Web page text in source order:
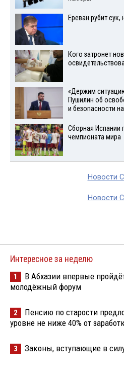
Ереван рубит
Кого затронет
«Держим
Пушилин об
и безопасности
Сборная Испании
чемпионата мира
Новости
Новости
Интересное за неделю
1
В Абхазии впервые
молодёжный форум
2
Пенсию по старости
уровне не ниже 40% от
3 Законы, вступающие в